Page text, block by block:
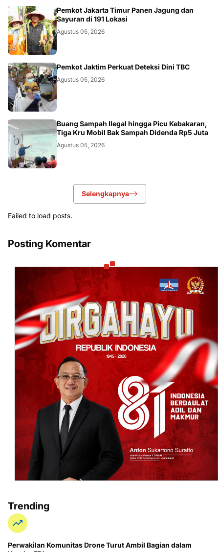
AKURATNEWS
Pemkot Jakarta Timur Panen Jagung dan
Sayuran di 191 Lokasi
Agustus 05, 2026
AKURATNEWS Pemkot Jaktim Perkuat Deteksi Dini TBC
Agustus 05, 2026
AKURATNEWS
Buang Sampah Ilegal hingga Picu Kebakaran,
Tiga Kru Mobil Bak Sampah Didenda Rp5 Juta
Agustus 05, 2026
Selengkapnya
Failed to load posts.
Posting Komentar
Trending
Perwakilan Komunitas Drone Turut Ambil Bagian dalam